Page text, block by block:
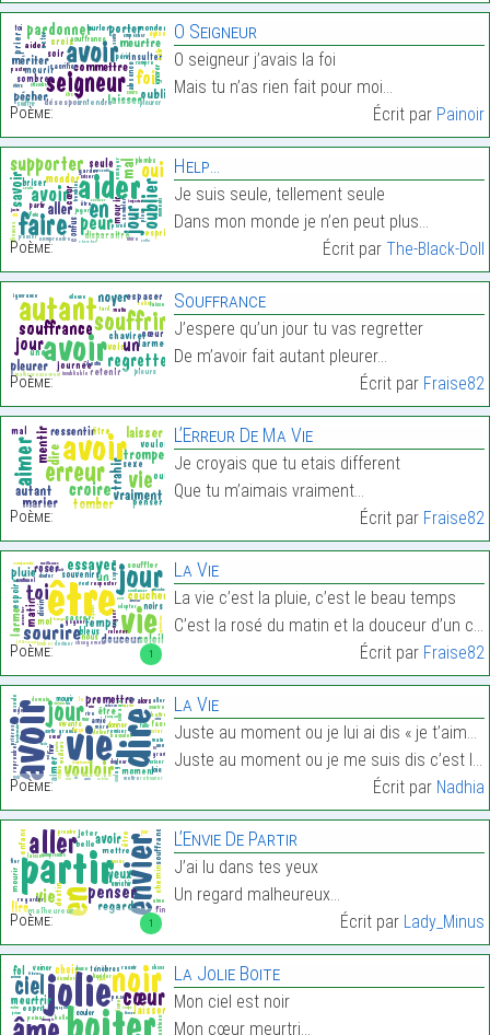
Poème:
O Seigneur
O seigneur j’avais la foi
Mais tu n’as rien fait pour moi…
Écrit par Painoir
Poème:
Help…
Je suis seule, tellement seule
Dans mon monde je n’en peut plus…
Écrit par The-Black-Doll
Poème:
Souffrance
J’espere qu’un jour tu vas regretter
De m’avoir fait autant pleurer…
Écrit par Fraise82
Poème:
L’Erreur De Ma Vie
Je croyais que tu etais different
Que tu m’aimais vraiment…
Écrit par Fraise82
1
Poème:
La Vie
La vie c’est la pluie, c’est le beau temps
C’est la rosé du matin et la douceur d’un coucher …
Écrit par Fraise82
Poème:
La Vie
Juste au moment ou je lui ai dis « je t’aime »
Juste au moment ou je me suis dis c’est lui ! !…
Écrit par Nadhia
1
Poème:
L’Envie De Partir
J’ai lu dans tes yeux
Un regard malheureux…
Écrit par Lady_Minus
La Jolie Boite
Mon ciel est noir
Mon cœur meurtri…